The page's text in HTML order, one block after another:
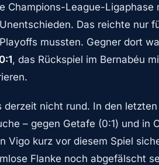
Champions-League-Ligaphase
Das reichte nur
mussten. Gegner dort
, das Rückspiel im Bernabéu
derzeit nicht rund. In den
– gegen Getafe (0:1) und in
Vigo kurz vor diesem Spiel
Flanke noch abgefälscht